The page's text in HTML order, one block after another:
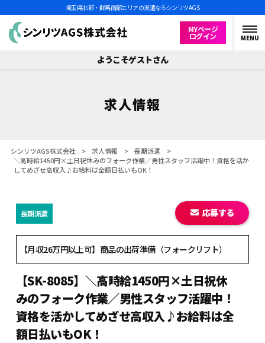
埼玉県北部・群馬南部エリアの派遣ならシンリツAGS
MYページ
ログイン MENU
ようこそゲストさん
求人情報
シンリツAGS株式会社 > 求人情報 > 長期派遣>
＼高時給1450円×土日祝休みのフォーク作業／男性スタッフ活躍中！資格を活か
してめざせ高収入♪お給料は全額日払いもOK！
【SK-8085】＼高時給1450円×土日祝休
みのフォーク作業／男性スタッフ活躍中！
資格を活かしてめざせ高収入♪お給料は全
額日払いもOK！
【月収26万円以上可】商品の出荷準備（フォークリフト）
長期派遣 応募する